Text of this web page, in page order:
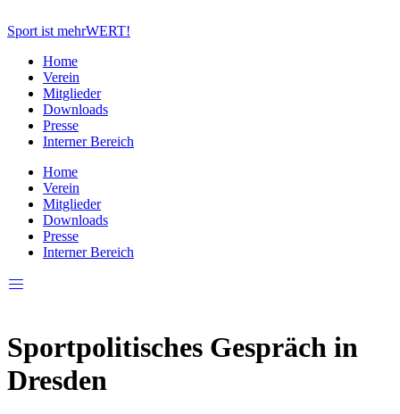
Inhalt
Sport ist mehrWERT!
Home
Verein
Mitglieder
Downloads
Presse
Interner Bereich
Home
Verein
Mitglieder
Downloads
Presse
Interner Bereich
Sportpolitisches Gespräch in
Dresden